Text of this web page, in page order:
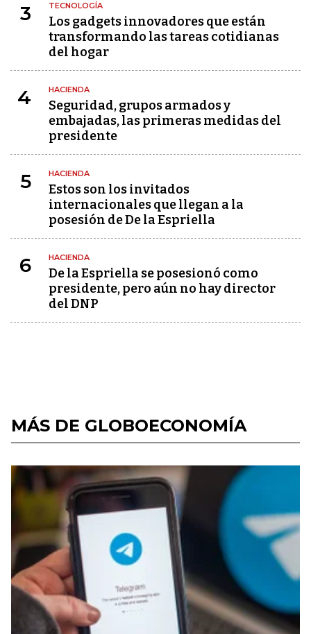
3 TECNOLOGÍA
Los gadgets innovadores que están
transformando las tareas cotidianas
del hogar
4 HACIENDA
Seguridad, grupos armados y
embajadas, las primeras medidas del
presidente
5 HACIENDA
Estos son los invitados
internacionales que llegan a la
posesión de De la Espriella
6 HACIENDA
De la Espriella se posesionó como
presidente, pero aún no hay director
del DNP
MÁS DE GLOBOECONOMÍA